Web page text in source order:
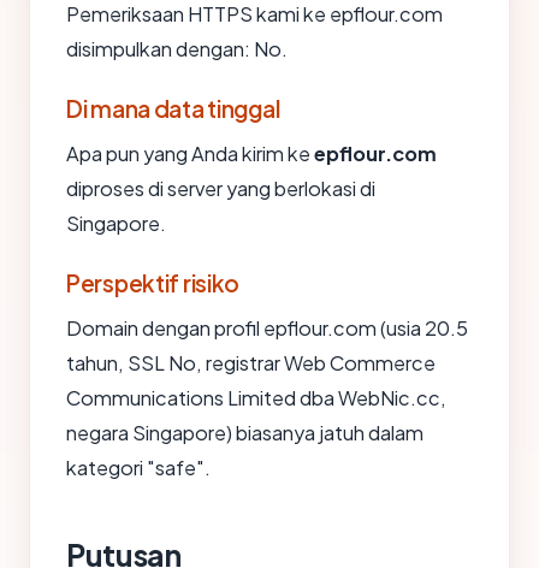
Pemeriksaan HTTPS kami ke epflour.com
disimpulkan dengan: No.
Di mana data tinggal
Apa pun yang Anda kirim keepflour.com
diproses di server yang berlokasi di
Singapore.
Perspektif risiko
Domain dengan profil epflour.com (usia 20.5
tahun, SSL No, registrar Web Commerce
Communications Limited dba WebNic.cc,
negara Singapore) biasanya jatuh dalam
kategori "safe".
Putusan